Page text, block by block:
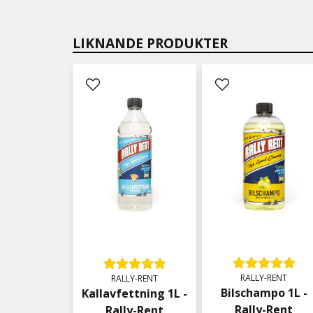
LIKNANDE PRODUKTER
RALLY-RENT
Kallavfettning 1L -
Rally-Rent
RALLY-RENT
Bilschampo 1L -
Rally-Rent